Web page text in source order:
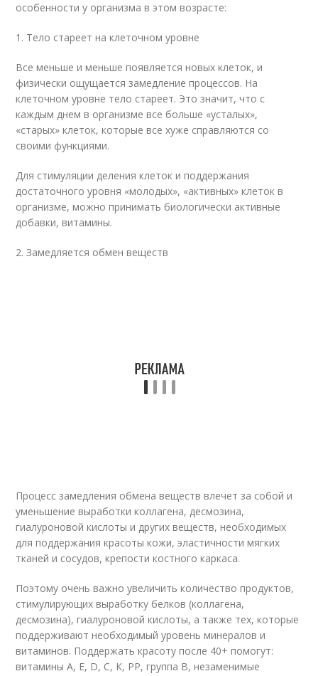
особенности у организма в этом возрасте:
1. Тело стареет на клеточном уровне
Все меньше и меньше появляется новых клеток, и
физически ощущается замедление процессов. На
клеточном уровне тело стареет. Это значит, что с
каждым днем в организме все больше «усталых»,
«старых» клеток, которые все хуже справляются со
своими функциями.
Для стимуляции деления клеток и поддержания
достаточного уровня «молодых», «активных» клеток в
организме, можно принимать биологически активные
добавки, витамины.
2. Замедляется обмен веществ
Процесс замедления обмена веществ влечет за собой и
уменьшение выработки коллагена, десмозина,
гиалуроновой кислоты и других веществ, необходимых
для поддержания красоты кожи, эластичности мягких
тканей и сосудов, крепости костного каркаса.
Поэтому очень важно увеличить количество продуктов,
стимулирующих выработку белков (коллагена,
десмозина), гиалуроновой кислоты, а также тех, которые
поддерживают необходимый уровень минералов и
витаминов. Поддержать красоту после 40+ помогут:
витамины А, Е, D, С, К, РР, группа В, незаменимые